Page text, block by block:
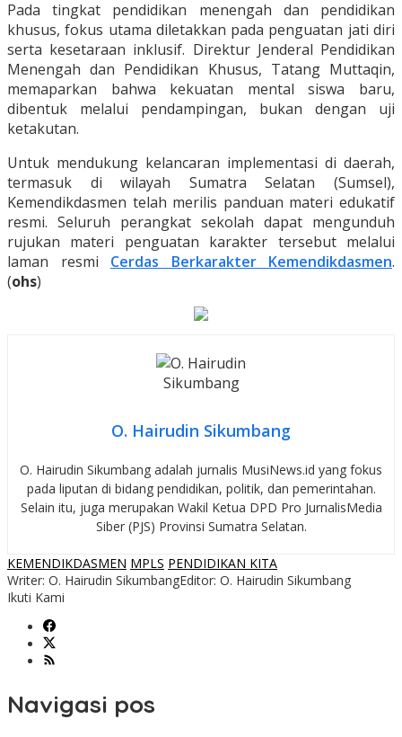
Pada tingkat pendidikan menengah dan pendidikan
khusus, fokus utama diletakkan pada penguatan jati diri
serta kesetaraan inklusif. Direktur Jenderal Pendidikan
Menengah dan Pendidikan Khusus, Tatang Muttaqin,
memaparkan bahwa kekuatan mental siswa baru,
dibentuk melalui pendampingan, bukan dengan uji
ketakutan.
Untuk mendukung kelancaran implementasi di daerah,
termasuk di wilayah Sumatra Selatan (Sumsel),
Kemendikdasmen telah merilis panduan materi edukatif
resmi. Seluruh perangkat sekolah dapat mengunduh
rujukan materi penguatan karakter tersebut melalui
laman resmi Cerdas Berkarakter Kemendikdasmen.
(ohs)
O. Hairudin Sikumbang
O. Hairudin Sikumbang adalah jurnalis MusiNews.id yang fokus
pada liputan di bidang pendidikan, politik, dan pemerintahan.
Selain itu, juga merupakan Wakil Ketua DPD Pro JurnalisMedia
Siber (PJS) Provinsi Sumatra Selatan.
KEMENDIKDASMEN MPLS PENDIDIKAN KITA
Writer: O. Hairudin SikumbangEditor: O. Hairudin Sikumbang
Ikuti Kami
Navigasi pos